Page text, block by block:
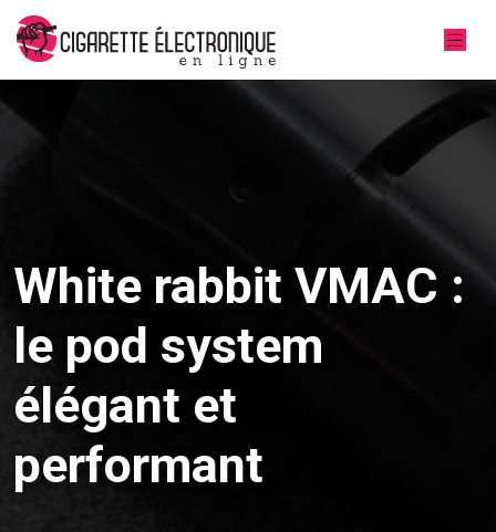
White rabbit VMAC :
le pod system
élégant et
performant